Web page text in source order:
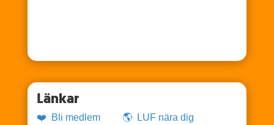
Länkar
❤️ Bli medlem 🌎 LUF nära dig